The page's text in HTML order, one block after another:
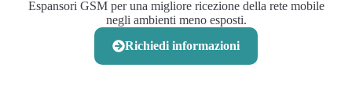
Espansori GSM per una migliore ricezione della rete mobile
negli ambienti meno esposti.
Richiedi informazioni